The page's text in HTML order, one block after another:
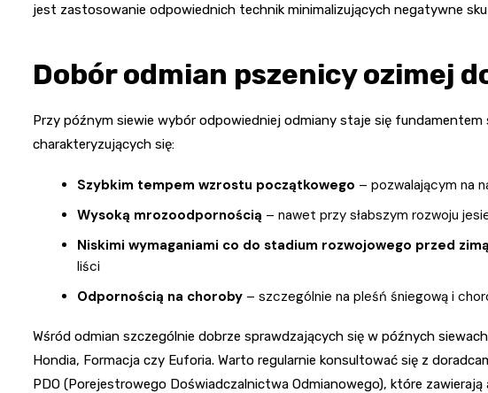
jest zastosowanie odpowiednich technik minimalizujących negatywne
Dobór odmian pszenicy ozimej
Przy późnym siewie wybór odpowiedniej odmiany staje się fundamentem
charakteryzujących się:
Szybkim tempem wzrostu początkowego – pozwalającym na
Wysoką mrozoodpornością – nawet przy słabszym rozwoju
Niskimi wymaganiami co do stadium rozwojowego przed zimą
liści
Odpornością na choroby – szczególnie na pleśń śniegową i
Wśród odmian szczególnie dobrze sprawdzających się w późnych
Hondia, Formacja czy Euforia. Warto regularnie konsultować się z
PDO (Porejestrowego Doświadczalnictwa Odmianowego), które